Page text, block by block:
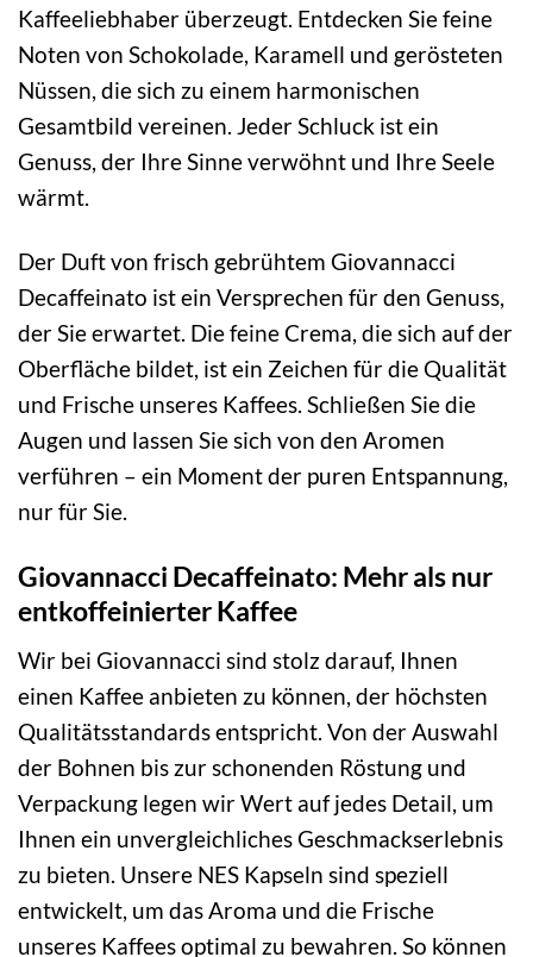
Kaffeeliebhaber überzeugt. Entdecken Sie feine
Noten von Schokolade, Karamell und gerösteten
Nüssen, die sich zu einem harmonischen
Gesamtbild vereinen. Jeder Schluck ist ein
Genuss, der Ihre Sinne verwöhnt und Ihre Seele
wärmt.
Der Duft von frisch gebrühtem Giovannacci
Decaffeinato ist ein Versprechen für den Genuss,
der Sie erwartet. Die feine Crema, die sich auf der
Oberfläche bildet, ist ein Zeichen für die Qualität
und Frische unseres Kaffees. Schließen Sie die
Augen und lassen Sie sich von den Aromen
verführen – ein Moment der puren Entspannung,
nur für Sie.
Giovannacci Decaffeinato: Mehr als nur
entkoffeinierter Kaffee
Wir bei Giovannacci sind stolz darauf, Ihnen
einen Kaffee anbieten zu können, der höchsten
Qualitätsstandards entspricht. Von der Auswahl
der Bohnen bis zur schonenden Röstung und
Verpackung legen wir Wert auf jedes Detail, um
Ihnen ein unvergleichliches Geschmackserlebnis
zu bieten. Unsere NES Kapseln sind speziell
entwickelt, um das Aroma und die Frische
unseres Kaffees optimal zu bewahren. So können